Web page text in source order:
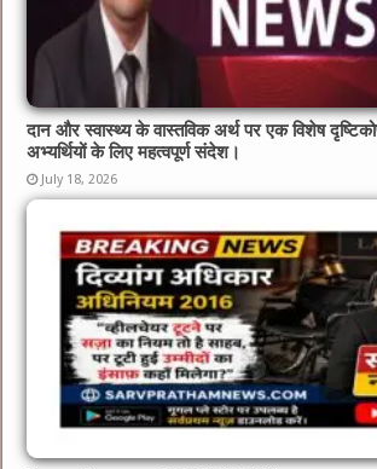
दान और स्वास्थ्य के वास्तविक अर्थ पर एक विशेष
अभ्यर्थियों के लिए महत्वपूर्ण संदेश।
July 18, 2026